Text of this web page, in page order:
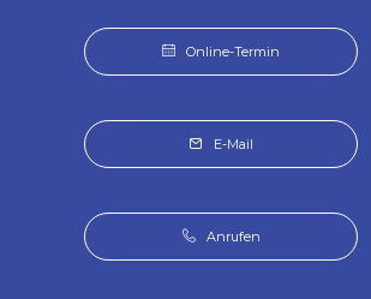
Online-Termin
E-Mail
Anrufen